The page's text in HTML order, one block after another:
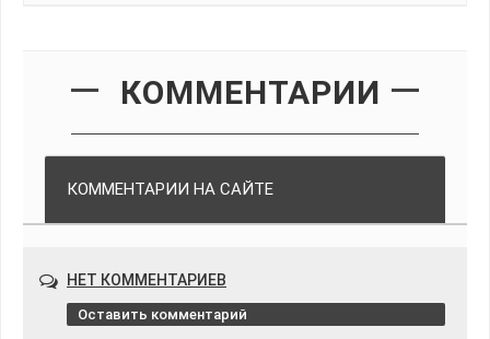
КОММЕНТАРИИ
КОММЕНТАРИИ НА САЙТЕ
НЕТ КОММЕНТАРИЕВ
Оставить комментарий